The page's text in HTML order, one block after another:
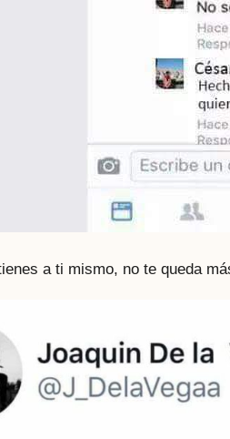
a ti mismo, no te queda